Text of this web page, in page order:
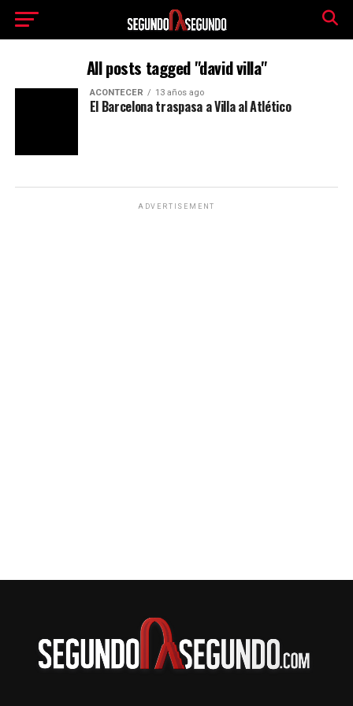
All posts tagged "david villa"
ACONTECER 13 años ago
El Barcelona traspasa a Villa al Atlético
ADVERTISEMENT